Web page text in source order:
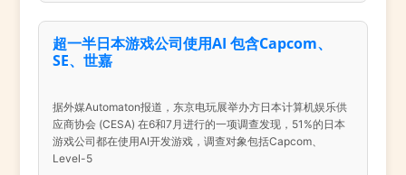
超一半日本游戏公司使用AI 包含Capcom、
SE、世嘉
据外媒Automaton报道，东京电玩展举办方日本计算机娱乐供
应商协会 (CESA) 在6和7月进行的一项调查发现，51%的日本
游戏公司都在使用AI开发游戏，调查对象包括Capcom、
Level-5